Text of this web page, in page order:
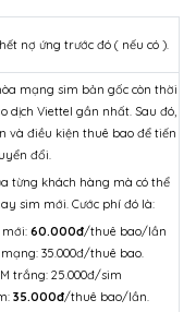
nợ ứng trước đó ( nếu có ).
mạng sim bản gốc còn thời
dịch Viettel gần nhất. Sau đó,
và điều kiện thuê bao để tiến
đổi.
từng khách hàng mà có thể
sim mới. Cước phí đó là:
60.000đ/thuê bao/lần
35.000đ/thuê bao.
trắng: 25.000đ/sim
35.000đ/thuê bao/lần.